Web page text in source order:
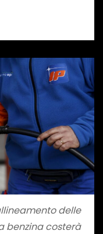
delle
benzina costerà